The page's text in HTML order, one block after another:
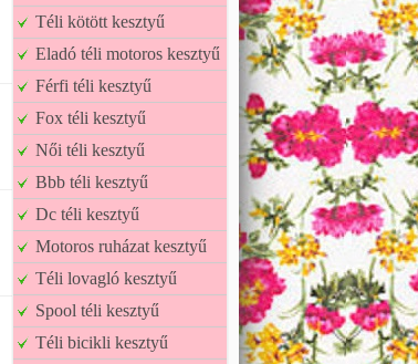
Téli kötött kesztyű
Eladó téli motoros kesztyű
Férfi téli kesztyű
Fox téli kesztyű
Női téli kesztyű
Bbb téli kesztyű
Dc téli kesztyű
Motoros ruházat kesztyű
Téli lovagló kesztyű
Spool téli kesztyű
Téli bicikli kesztyű